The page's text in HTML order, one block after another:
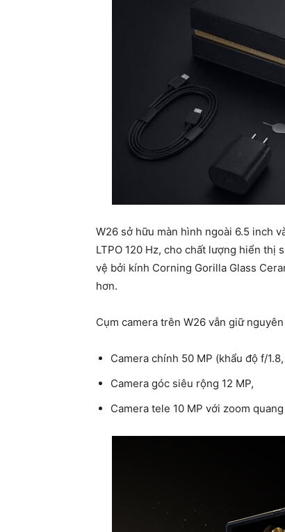
W26 sở hữu màn hình ngoài 6.5 inch
LTPO 120 Hz, cho chất lượng hiển thị
vệ bởi kính Corning Gorilla Glass
hơn.
Cụm camera trên W26 vẫn giữ
Camera chính 50 MP (khẩu độ f/
Camera góc siêu rộng 12 MP,
Camera tele 10 MP với zoom